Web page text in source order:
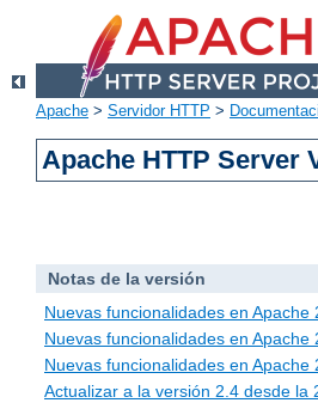
Apache > Servidor HTTP >
Apache HTTP Server
Notas de la versión
Nuevas funcionalidades en Apache
Nuevas funcionalidades en Apache
Nuevas funcionalidades en Apache
Actualizar a la versión 2.4 desde la